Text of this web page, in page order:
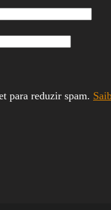
para reduzir spam.